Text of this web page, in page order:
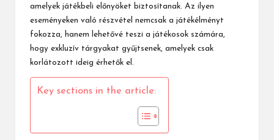
amelyek játékbeli előnyöket biztosítanak. Az ilyen
eseményeken való részvétel nemcsak a játékélményt
fokozza, hanem lehetővé teszi a játékosok számára,
hogy exkluzív tárgyakat gyűjtsenek, amelyek csak
korlátozott ideig érhetők el.
Key sections in the article: